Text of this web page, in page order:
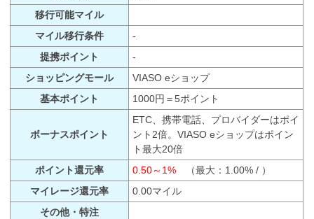
移行可能マイル
マイル移行条件
-
提携ポイント
-
ショッピングモール
VIASO eショップ
基本ポイント
1000円＝5ポイント
ボーナスポイント
ETC、携帯電話、プロバイダーはポイ
ント2倍。VIASO eショップはポイン
ト最大20倍
ポイント還元率
0.50～1%（最大：1.00% / ）
マイレージ還元率
0.00マイル
その他・特注